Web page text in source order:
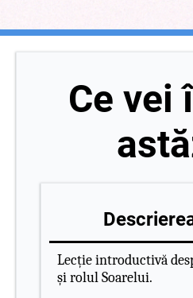
Ce vei
Lecție introductivă
și rolul Soarelui.